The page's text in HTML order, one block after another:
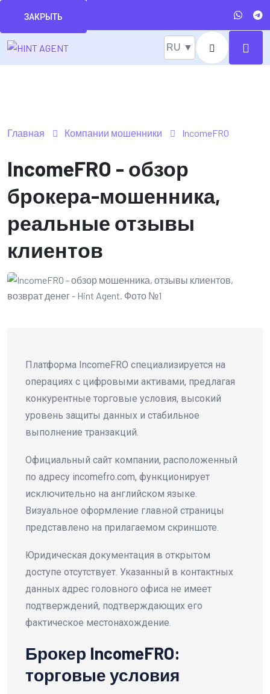
ЗАКРЫТЬ
RU ▼
Главная Компании мошенники IncomeFRO
IncomeFRO - обзор
брокера-мошенника,
реальные отзывы
клиентов
Платформа IncomeFRO специализируется на
операциях с цифровыми активами, предлагая
конкурентные торговые условия, высокий
уровень защиты данных и стабильное
выполнение транзакций.
Официальный сайт компании, расположенный
по адресу incomefro.com, функционирует
исключительно на английском языке.
Визуальное оформление главной страницы
представлено на прилагаемом скриншоте.
Юридическая документация в открытом
доступе отсутствует. Указанный в контактных
данных адрес головного офиса не имеет
подтверждений, подтверждающих его
фактическое местонахождение.
Брокер IncomeFRO:
торговые условия